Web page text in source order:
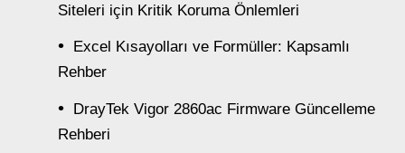
Siteleri için Kritik Koruma Önlemleri
Excel Kısayolları ve Formüller: Kapsamlı
Rehber
DrayTek Vigor 2860ac Firmware Güncelleme
Rehberi